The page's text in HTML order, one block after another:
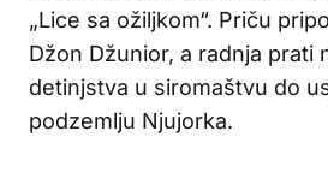
„Lice sa ožiljkom“. Priču
Džon Džunior, a radnja prati
detinjstva u siromaštvu do
podzemlju Njujorka.